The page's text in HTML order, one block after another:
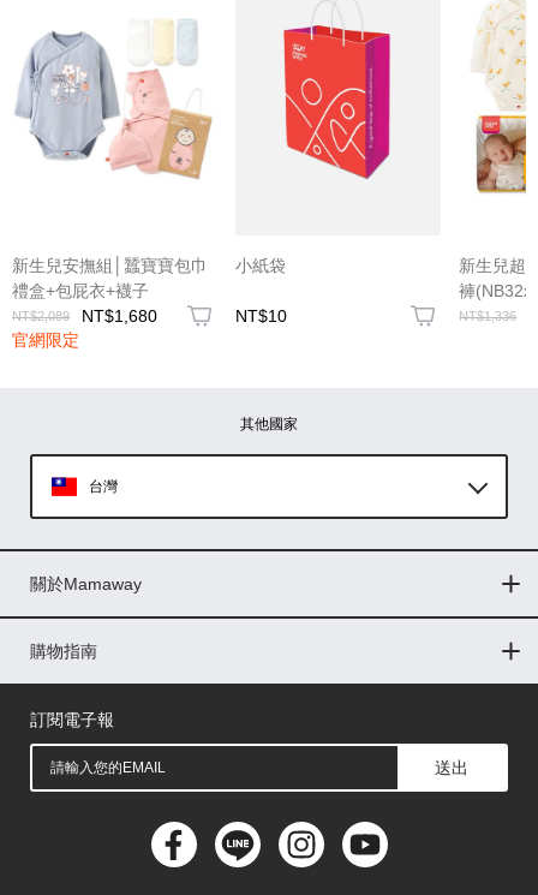
新生兒安撫組│蠶寶寶包巾
禮盒+包屁衣+襪子
NT$2,089
NT$1,680
官網限定
小紙袋
NT$10
新生兒超
褲
衣
NT$1,336
其他國家
台灣
印尼
馬來西亞
關於Mamaway
門市據點
最新消息
品牌故事
人力招募
媒體花絮
隱私權聲明
CSR企業社會責任
購物指南
購物常見問題
退換貨問題
儲值金使用條款
購買儲值金
發票問題
會員權益
線上留言
吸乳器-免費體驗
訂閱電子報
送出